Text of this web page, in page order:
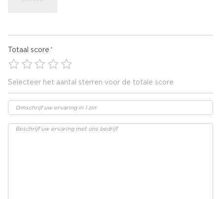
Totaal score
Selecteer het aantal sterren voor de totale score